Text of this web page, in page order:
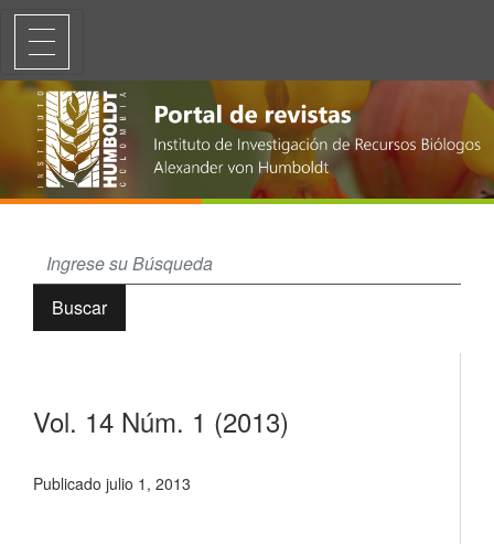
Vol. 14 Núm. 1 (2013): Especial carne de monte y recursos
Buscar
Vol. 14 Núm. 1 (2013)
Publicado julio 1, 2013